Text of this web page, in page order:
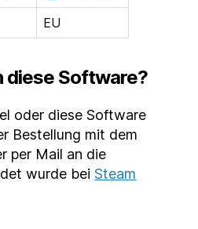
EU
diese Software?
oder diese Software
Bestellung mit dem
per Mail an die
wurde beiSteam